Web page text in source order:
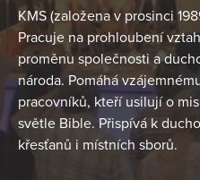
KMS (založena v prosinci
Pracuje na prohloubení
proměnu společnosti a
národa. Pomáhá
pracovníků, kteří usilují o
světle Bible. Přispívá k
křesťanů i místních sborů.